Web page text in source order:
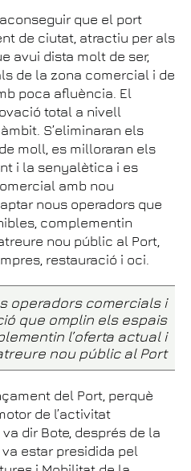
que el port
de ciutat, atractiu per als
avui dista molt de ser,
de la zona comercial i de
poca afluència. El
total a nivell
S’eliminaran els
moll, es milloraran els
i la senyalètica i es
amb nou
nous operadors que
complementin
nou públic al Port,
restauració i oci.
operadors comercials i
que omplin els espais
l’oferta actual i
nou públic al Port
del Port, perquè
de l’activitat
dir Bote, després de la
estar presidida pel